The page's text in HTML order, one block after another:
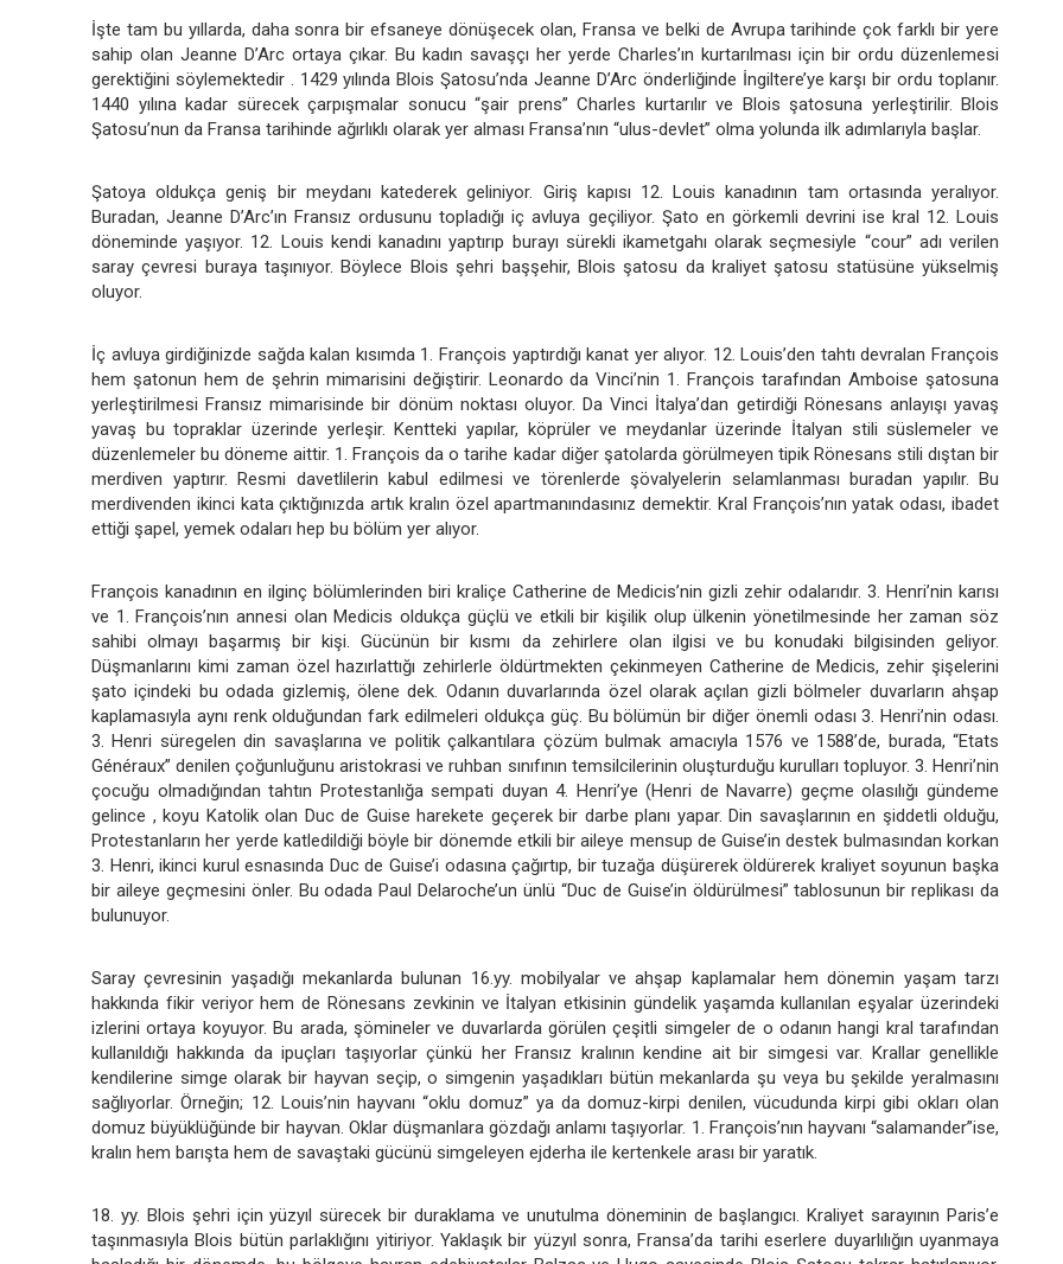
İşte tam bu yıllarda, daha sonra bir efsaneye dönüşecek olan, Fransa ve belki de Avrupa tarihinde çok farklı bir yere
sahip olan Jeanne D’Arc ortaya çıkar. Bu kadın savaşçı her yerde Charles’ın kurtarılması için bir ordu düzenlemesi
gerektiğini söylemektedir . 1429 yılında Blois Şatosu’nda Jeanne D’Arc önderliğinde İngiltere’ye karşı bir ordu toplanır.
1440 yılına kadar sürecek çarpışmalar sonucu “şair prens” Charles kurtarılır ve Blois şatosuna yerleştirilir. Blois
Şatosu’nun da Fransa tarihinde ağırlıklı olarak yer alması Fransa’nın “ulus-devlet” olma yolunda ilk adımlarıyla başlar.
Şatoya oldukça geniş bir meydanı katederek geliniyor. Giriş kapısı 12. Louis kanadının tam ortasında yeralıyor.
Buradan, Jeanne D’Arc’ın Fransız ordusunu topladığı iç avluya geçiliyor. Şato en görkemli devrini ise kral 12. Louis
döneminde yaşıyor. 12. Louis kendi kanadını yaptırıp burayı sürekli ikametgahı olarak seçmesiyle “cour” adı verilen
saray çevresi buraya taşınıyor. Böylece Blois şehri başşehir, Blois şatosu da kraliyet şatosu statüsüne yükselmiş
oluyor.
İç avluya girdiğinizde sağda kalan kısımda 1. François yaptırdığı kanat yer alıyor. 12. Louis’den tahtı devralan François
hem şatonun hem de şehrin mimarisini değiştirir. Leonardo da Vinci’nin 1. François tarafından Amboise şatosuna
yerleştirilmesi Fransız mimarisinde bir dönüm noktası oluyor. Da Vinci İtalya’dan getirdiği Rönesans anlayışı yavaş
yavaş bu topraklar üzerinde yerleşir. Kentteki yapılar, köprüler ve meydanlar üzerinde İtalyan stili süslemeler ve
düzenlemeler bu döneme aittir. 1. François da o tarihe kadar diğer şatolarda görülmeyen tipik Rönesans stili dıştan bir
merdiven yaptırır. Resmi davetlilerin kabul edilmesi ve törenlerde şövalyelerin selamlanması buradan yapılır. Bu
merdivenden ikinci kata çıktığınızda artık kralın özel apartmanındasınız demektir. Kral François’nın yatak odası, ibadet
ettiği şapel, yemek odaları hep bu bölüm yer alıyor.
François kanadının en ilginç bölümlerinden biri kraliçe Catherine de Medicis’nin gizli zehir odalarıdır. 3. Henri’nin karısı
ve 1. François’nın annesi olan Medicis oldukça güçlü ve etkili bir kişilik olup ülkenin yönetilmesinde her zaman söz
sahibi olmayı başarmış bir kişi. Gücünün bir kısmı da zehirlere olan ilgisi ve bu konudaki bilgisinden geliyor.
Düşmanlarını kimi zaman özel hazırlattığı zehirlerle öldürtmekten çekinmeyen Catherine de Medicis, zehir şişelerini
şato içindeki bu odada gizlemiş, ölene dek. Odanın duvarlarında özel olarak açılan gizli bölmeler duvarların ahşap
kaplamasıyla aynı renk olduğundan fark edilmeleri oldukça güç. Bu bölümün bir diğer önemli odası 3. Henri’nin odası.
3. Henri süregelen din savaşlarına ve politik çalkantılara çözüm bulmak amacıyla 1576 ve 1588’de, burada, “Etats
Généraux” denilen çoğunluğunu aristokrasi ve ruhban sınıfının temsilcilerinin oluşturduğu kurulları topluyor. 3. Henri’nin
çocuğu olmadığından tahtın Protestanlığa sempati duyan 4. Henri’ye (Henri de Navarre) geçme olasılığı gündeme
gelince , koyu Katolik olan Duc de Guise harekete geçerek bir darbe planı yapar. Din savaşlarının en şiddetli olduğu,
Protestanların her yerde katledildiği böyle bir dönemde etkili bir aileye mensup de Guise’in destek bulmasından korkan
3. Henri, ikinci kurul esnasında Duc de Guise’i odasına çağırtıp, bir tuzağa düşürerek öldürerek kraliyet soyunun başka
bir aileye geçmesini önler. Bu odada Paul Delaroche’un ünlü “Duc de Guise’in öldürülmesi” tablosunun bir replikası da
bulunuyor.
Saray çevresinin yaşadığı mekanlarda bulunan 16.yy. mobilyalar ve ahşap kaplamalar hem dönemin yaşam tarzı
hakkında fikir veriyor hem de Rönesans zevkinin ve İtalyan etkisinin gündelik yaşamda kullanılan eşyalar üzerindeki
izlerini ortaya koyuyor. Bu arada, şömineler ve duvarlarda görülen çeşitli simgeler de o odanın hangi kral tarafından
kullanıldığı hakkında da ipuçları taşıyorlar çünkü her Fransız kralının kendine ait bir simgesi var. Krallar genellikle
kendilerine simge olarak bir hayvan seçip, o simgenin yaşadıkları bütün mekanlarda şu veya bu şekilde yeralmasını
sağlıyorlar. Örneğin; 12. Louis’nin hayvanı “oklu domuz” ya da domuz-kirpi denilen, vücudunda kirpi gibi okları olan
domuz büyüklüğünde bir hayvan. Oklar düşmanlara gözdağı anlamı taşıyorlar. 1. François’nın hayvanı “salamander”ise,
kralın hem barışta hem de savaştaki gücünü simgeleyen ejderha ile kertenkele arası bir yaratık.
18. yy. Blois şehri için yüzyıl sürecek bir duraklama ve unutulma döneminin de başlangıcı. Kraliyet sarayının Paris’e
taşınmasıyla Blois bütün parlaklığını yitiriyor. Yaklaşık bir yüzyıl sonra, Fransa’da tarihi eserlere duyarlılığın uyanmaya